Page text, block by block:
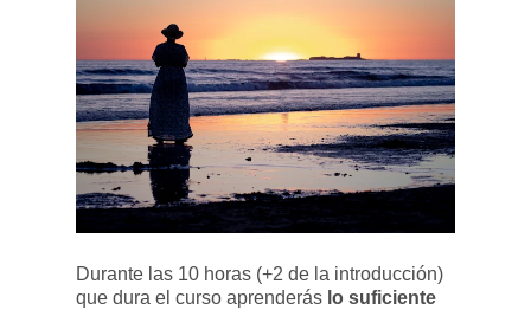
Durante las 10 horas (+2 de la introducción)
que dura el curso aprenderás lo suficiente